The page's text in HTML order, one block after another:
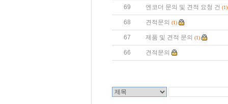
69 엔코더 문의 및 견적 요청 건 (1)
68 견적문의 (1)
67 제품 및 견적 문의 (1)
66 견적문의